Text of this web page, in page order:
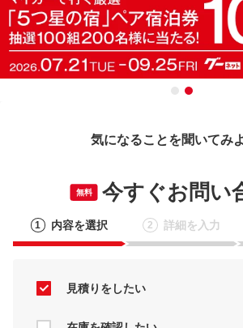
気になることを聞いてみ
無料 今すぐお問い
1 内容を選択 2 詳細を入力
見積りをしたい